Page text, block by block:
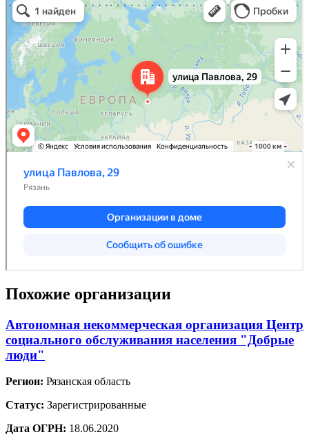
Похожие организации
Автономная некоммерческая организация Центр
социального обслуживания населения "Добрые
люди"
Регион: Рязанская область
Статус: Зарегистрированные
Дата ОГРН: 18.06.2020